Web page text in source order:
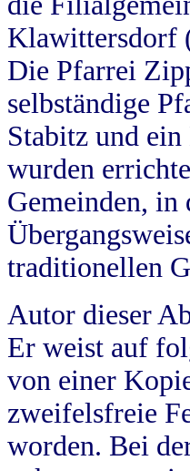
Klawittersdorf
Die Pfarrei
selbständige
Stabitz und
wurden
Gemeinden, in
traditionellen
Autor dieser
Er weist auf
von einer
zweifelsfreie
worden. Bei